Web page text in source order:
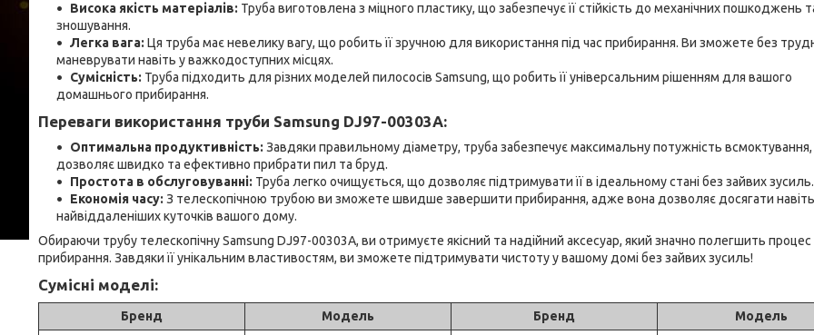
Висока якість матеріалів: Труба виготовлена з міцного пластику, що забезпечує її стійкість до механічних пошкоджень
зношування.
Легка вага: Ця труба має невелику вагу, що робить її зручною для використання під час прибирання. Ви зможете без
маневрувати навіть у важкодоступних місцях.
Сумісність: Труба підходить для різних моделей пилососів Samsung, що робить її універсальним рішенням для вашого
домашнього прибирання.
Переваги використання труби Samsung DJ97-00303A:
Оптимальна продуктивність: Завдяки правильному діаметру, труба забезпечує максимальну потужність
дозволяє швидко та ефективно прибрати пил та бруд.
Простота в обслуговуванні: Труба легко очищується, що дозволяє підтримувати її в ідеальному стані без зайвих зусиль.
Економія часу: З телескопічною трубою ви зможете швидше завершити прибирання, адже вона дозволяє досягати навіть
найвіддаленіших куточків вашого дому.
Обираючи трубу телескопічну Samsung DJ97-00303A, ви отримуєте якісний та надійний аксесуар, який значно полегшить процес
прибирання. Завдяки її унікальним властивостям, ви зможете підтримувати чистоту у вашому домі без зайвих зусиль!
Сумісні моделі:
Бренд Модель Бренд
Модель